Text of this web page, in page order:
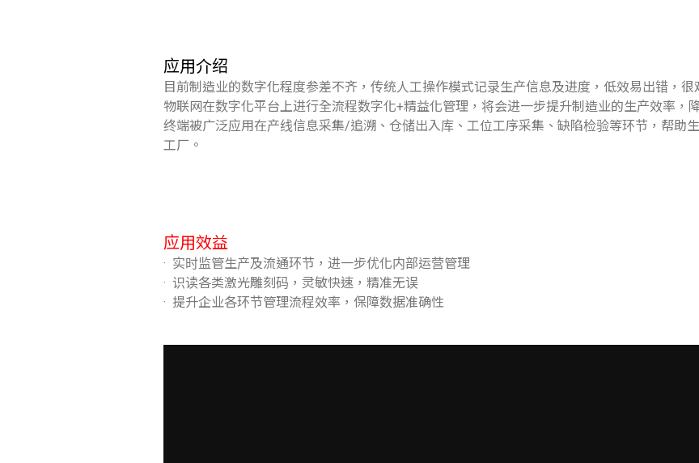
应用介绍
目前制造业的数字化程度参差不齐，传统人工操作模式记录生产信息及进度，低效易出错，
物联网在数字化平台上进行全流程数字化+精益化管理，将会进一步提升制造业的生产效率，
终端被广泛应用在产线信息采集/追溯、仓储出入库、工位工序采集、缺陷检验等环节，帮助
工厂。
应用效益
· 实时监管生产及流通环节，进一步优化内部运营管理
· 识读各类激光雕刻码，灵敏快速，精准无误
· 提升企业各环节管理流程效率，保障数据准确性